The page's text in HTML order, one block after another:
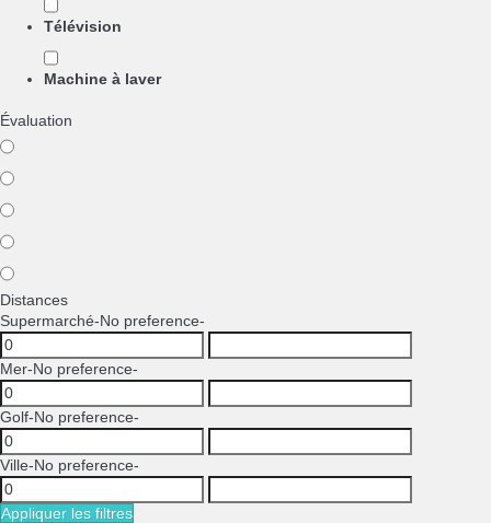
Télévision
Machine à laver
Évaluation
Distances
Supermarché-No preference-
Mer-No preference-
Golf-No preference-
Ville-No preference-
Appliquer les filtres